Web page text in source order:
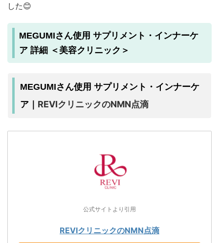
した😊
MEGUMIさん使用 サプリメント・インナーケ
ア 詳細 ＜美容クリニック＞
MEGUMIさん使用 サプリメント・インナーケ
ア｜ REVIクリニックのNMN点滴
公式サイトより引用
REVIクリニックのNMN点滴